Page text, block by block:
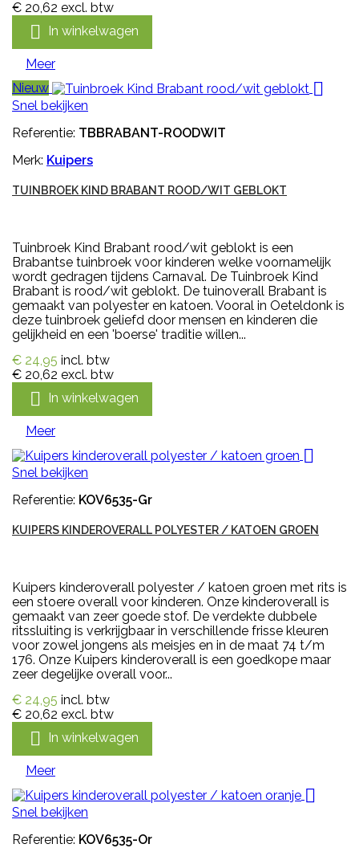
€ 20,62 excl. btw
 In winkelwagen
Meer
Nieuw

Snel bekijken
Referentie: TBBRABANT-ROODWIT
Merk: Kuipers
TUINBROEK KIND BRABANT ROOD/WIT GEBLOKT
Tuinbroek Kind Brabant rood/wit geblokt is een
Brabantse tuinbroek v0or kinderen welke voornamelijk
wordt gedragen tijdens Carnaval. De Tuinbroek Kind
Brabant is rood/wit geblokt. De tuinoverall Brabant is
gemaakt van polyester en katoen. Vooral in Oeteldonk is
deze tuinbroek geliefd door mensen en kinderen die
gelijkheid en een 'boerse' traditie willen...
€ 24,95 incl. btw
€ 20,62 excl. btw
 In winkelwagen
Meer

Snel bekijken
Referentie: KOV6535-Gr
KUIPERS KINDEROVERALL POLYESTER / KATOEN GROEN
Kuipers kinderoverall polyester / katoen groen met rits is
een stoere overall voor kinderen. Onze kinderoverall is
gemaakt van zeer goede stof. De verdekte dubbele
ritssluiting is verkrijgbaar in verschillende frisse kleuren
voor zowel jongens als meisjes en in de maat 74 t/m
176. Onze Kuipers kinderoverall is een goedkope maar
zeer degelijke overall voor...
€ 24,95 incl. btw
€ 20,62 excl. btw
 In winkelwagen
Meer

Snel bekijken
Referentie: KOV6535-Or